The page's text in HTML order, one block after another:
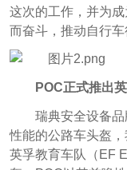
这次的工作，并为
而奋斗，推动自行车
POC正式推出
瑞典安全设备
性能的公路车头盔
英孚教育车队（EF